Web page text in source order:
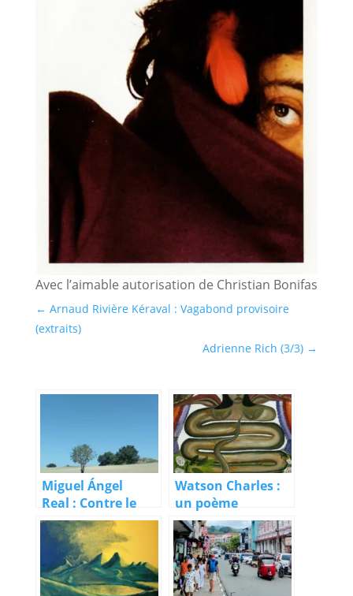
Avec l’aimable autorisation de Christian Bonifas
← Arnaud Rivière Kéraval : Vagabond provisoire
(extraits)
Adrienne Rich (3/3) →
Miguel Ángel
Real : Contre le
vent qui tremble
(extraits)
Watson Charles :
un poème